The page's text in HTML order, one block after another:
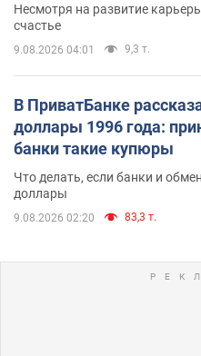
Несмотря на развитие
счастье
9.08.2026 04:01 9,3 т.
В ПриватБанке
доллары 1996 года:
банки такие купюры
Что делать, если банки и
доллары
9.08.2026 02:20 83,3 т.